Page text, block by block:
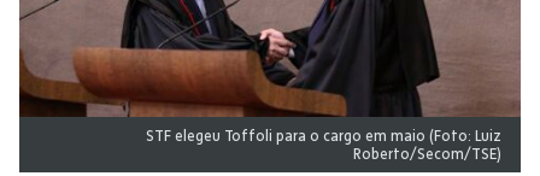
STF elegeu Toffoli para o cargo em maio (Foto: Luiz
Roberto/Secom/TSE)